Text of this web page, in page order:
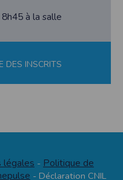
à la salle
DES INSCRITS
légales - Politique de
- Déclaration CNIL